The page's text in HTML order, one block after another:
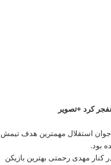
کرد +تصویر
جوان استقلال مهمترین هدف تیمش
بود.
کنار مهدی رحمتی بهترین بازیکن